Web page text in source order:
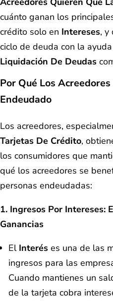
cuánto ganan los
crédito solo en Intereses, y
ciclo de deuda con la
Liquidación De Deudas
Por Qué Los
Endeudado
Los acreedores,
Tarjetas De Crédito,
los consumidores que
qué los acreedores se
personas endeudadas:
1. Ingresos Por Intereses:
Ganancias
El Interés es una de las
ingresos para las
Cuando mantienes un
de la tarjeta cobra